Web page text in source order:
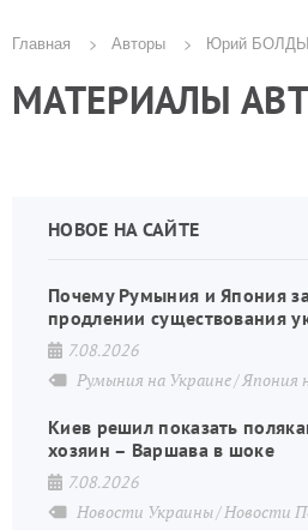
Строка
навигации
Главная Авторы Юрий
МАТЕРИАЛЫ
НОВОЕ НА САЙТЕ
Почему Румыния и Япония
продлении существования
7.08.2026
Румыния на Украине Япония
Киев решил показать
хозяин – Варшава в шоке
7.08.2026
Новости Украины Новости